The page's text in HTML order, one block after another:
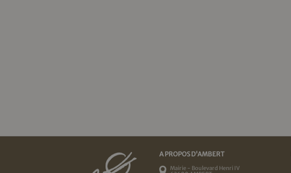
A PROPOS D'AMBERT
Mairie - Boulevard Henri IV